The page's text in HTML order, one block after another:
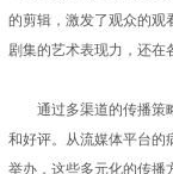
的剪辑，激发了观众的观
剧集的艺术表现力，还在
通过多渠道的传播策略
和好评。从流媒体平台的
举办，这些多元化的传播